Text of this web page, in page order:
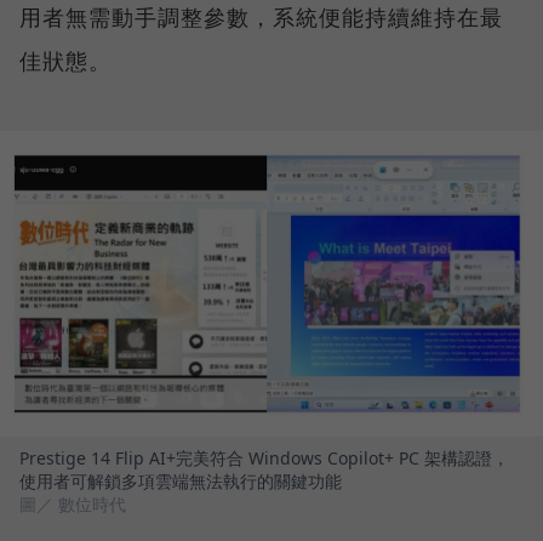
用者無需動手調整參數，系統便能持續維持在最
佳狀態。
Prestige 14 Flip AI+完美符合 Windows Copilot+ PC 架構認證，
使用者可解鎖多項雲端無法執行的關鍵功能
圖／ 數位時代